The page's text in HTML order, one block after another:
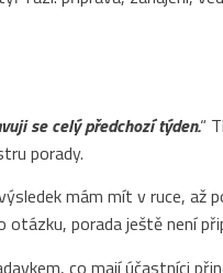
se celý předchozí týden.“
porady.
mám mít v ruce, až
porada ještě není
co mají účastníci